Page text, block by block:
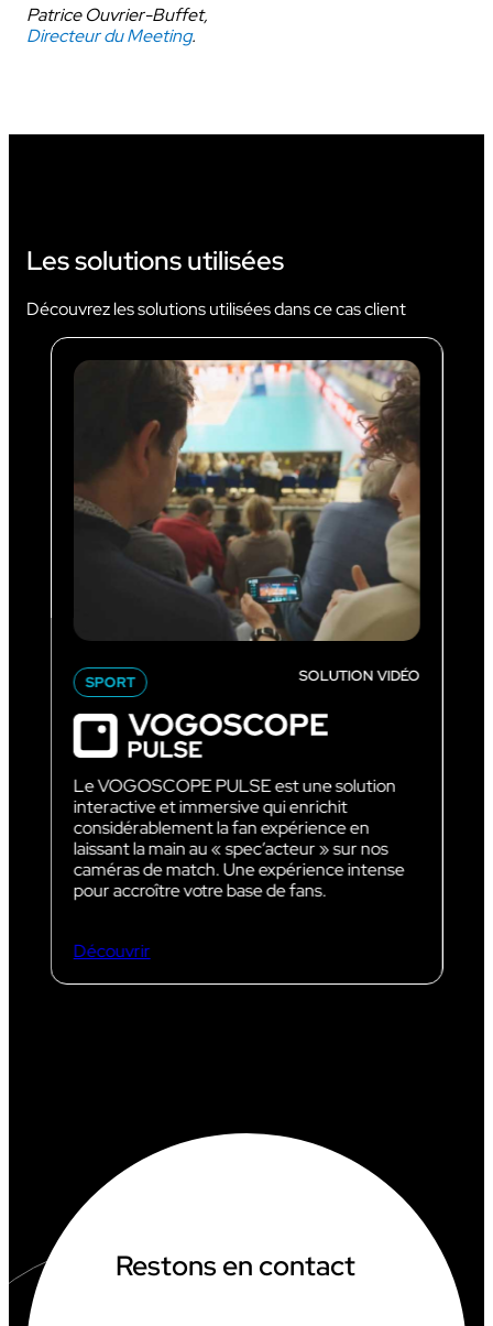
Patrice Ouvrier-Buffet,
Directeur du Meeting.
Les solutions utilisées
Découvrez les solutions utilisées dans ce cas client
SPORT SOLUTION VIDÉO
Le VOGOSCOPE PULSE est une solution
interactive et immersive qui enrichit
considérablement la fan expérience en
laissant la main au « spec’acteur » sur nos
caméras de match. Une expérience intense
pour accroître votre base de fans.
Découvrir
Restons en contact